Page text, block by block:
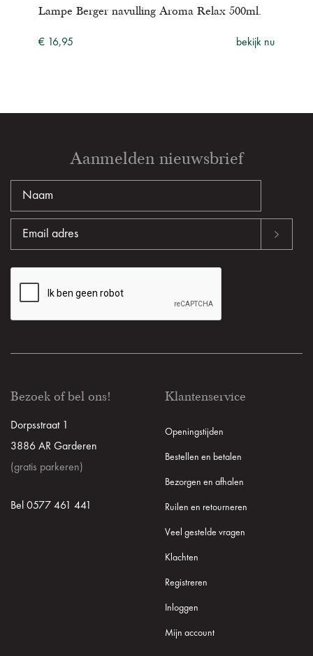
Lampe Berger navulling Aroma Relax 500ml.
€ 16,95 bekijk nu
Aanmelden nieuwsbrief
Bezoek of bel ons!
Dorpsstraat 1
3886 AR Garderen
(gratis parkeren)
Bel 0577 461 441
Klantenservice
Openingstijden
Bestellen en betalen
Bezorgen en afhalen
Ruilen en retourneren
Veel gestelde vragen
Klachten
Registreren
Inloggen
Mijn account